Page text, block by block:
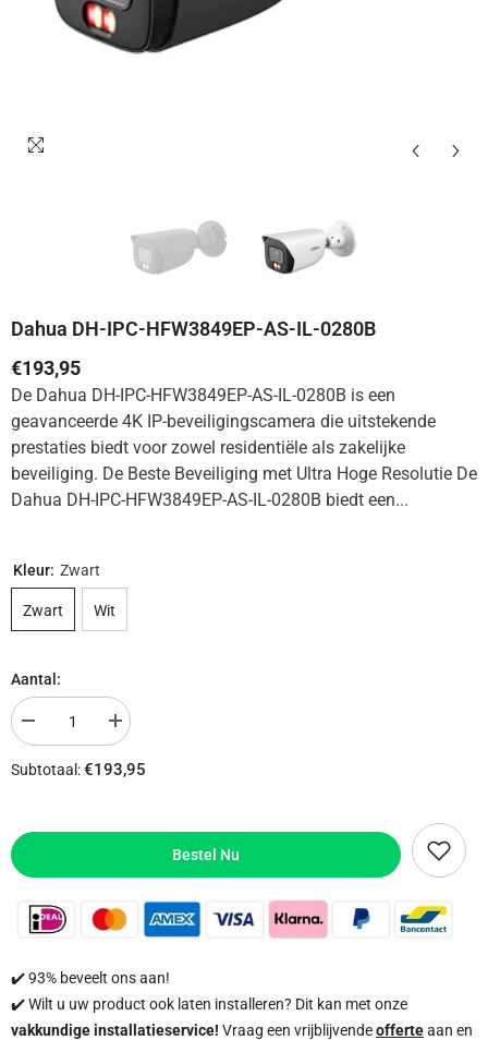
Dahua DH-IPC-HFW3849EP-AS-IL-0280B
€193,95
De Dahua DH-IPC-HFW3849EP-AS-IL-0280B is een
geavanceerde 4K IP-beveiligingscamera die uitstekende
prestaties biedt voor zowel residentiële als zakelijke
beveiliging. De Beste Beveiliging met Ultra Hoge Resolutie De
Dahua DH-IPC-HFW3849EP-AS-IL-0280B biedt een...
Kleur: Zwart
Zwart Wit
Aantal:
Aantal
verlagen
Dahua
AS-
Aantal
verhogen
Dahua
AS-
Subtotaal:€193,95
Bestel Nu
✔️ 93% beveelt ons aan!
✔️ Wilt u uw product ook laten installeren? Dit kan met onze
vakkundige installatieservice! Vraag een vrijblijvendeofferteaan en